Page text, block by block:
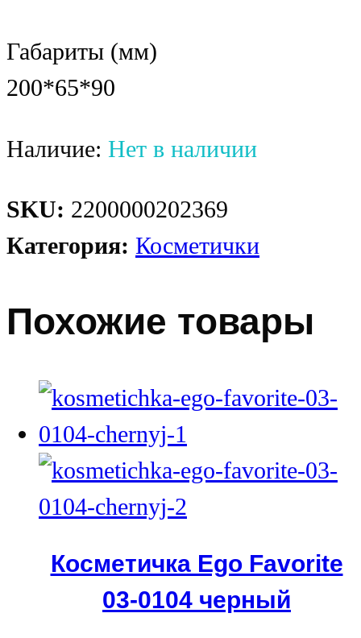
Габариты (мм)
200*65*90
Наличие: Нет в наличии
SKU: 2200000202369
Категория: Косметички
Похожие товары
Косметичка Ego Favorite
03-0104 черный